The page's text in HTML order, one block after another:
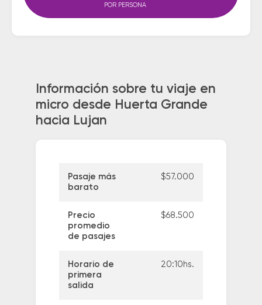
POR PERSONA
Información sobre tu viaje en
micro desde Huerta Grande
hacia Lujan
Pasaje más
barato
$57.000
Precio
promedio
de pasajes
$68.500
Horario de
primera
salida
20:10hs.